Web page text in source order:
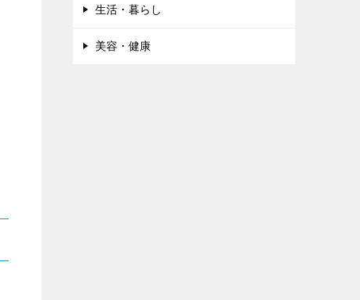
生活・暮らし
美容・健康